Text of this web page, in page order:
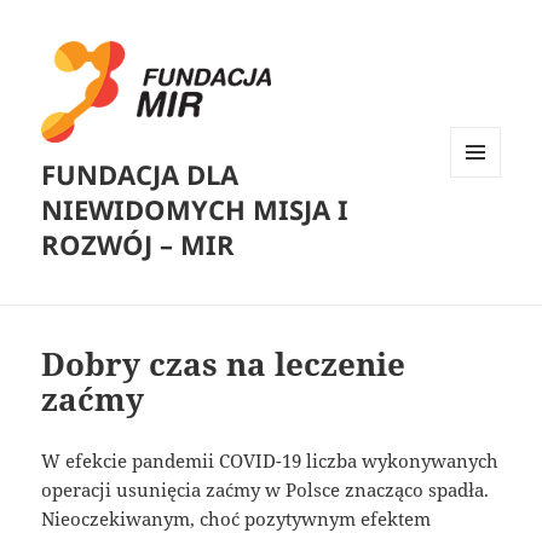
FUNDACJA DLA
NIEWIDOMYCH MISJA I
ROZWÓJ – MIR
Dobry czas na leczenie
zaćmy
W efekcie pandemii COVID-19 liczba wykonywanych
operacji usunięcia zaćmy w Polsce znacząco spadła.
Nieoczekiwanym, choć pozytywnym efektem